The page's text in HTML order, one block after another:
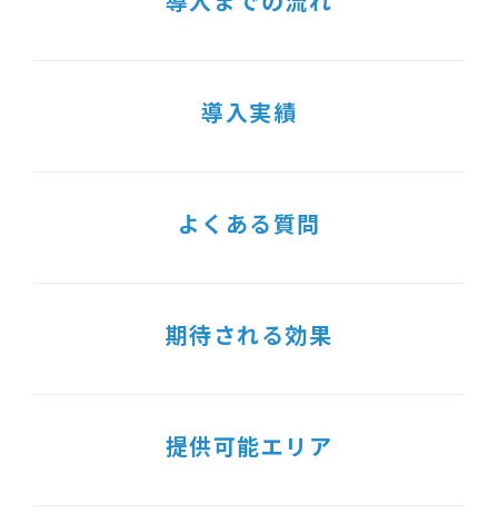
導入実績
よくある質問
期待される効果
提供可能エリア